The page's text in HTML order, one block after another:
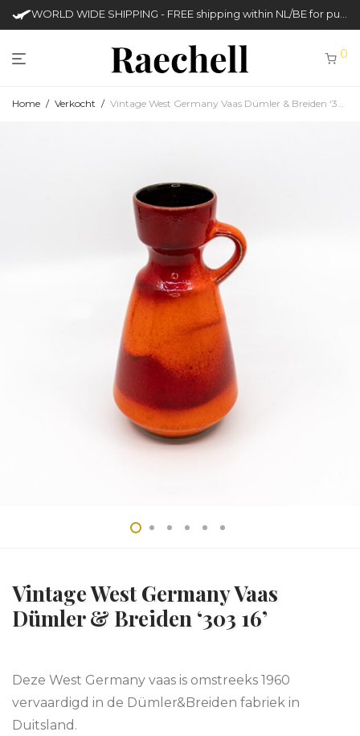
WORLD WIDE SHIPPING - FREE shipping within NL/BE for purchases over €50
0
Home / Verkocht / Vintage West Germany Vaas Dümler & Breiden ‘303 16’
Vintage West Germany Vaas
Dümler & Breiden ‘303 16’
Deze West Germany vaas is omstreeks 1960
vervaardigd in de Dümler&Breiden fabriek in
Duitsland.